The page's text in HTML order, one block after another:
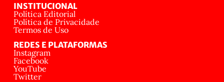
INSTITUCIONAL
Política Editorial
Política de Privacidade
Termos de Uso
REDES E PLATAFORMAS
Instagram
Facebook
YouTube
Twitter